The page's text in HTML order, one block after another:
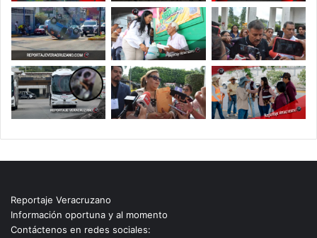
Reportaje Veracruzano
Información oportuna y al momento
Contáctenos en redes sociales: